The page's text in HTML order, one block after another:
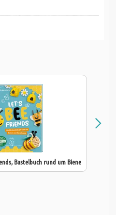
Bastelbuch rund um Biene